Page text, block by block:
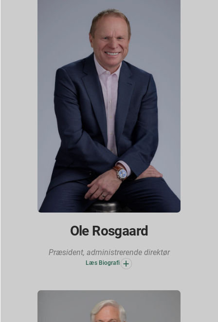
Ole Rosgaard
Præsident, administrerende direktør
Læs Biografi